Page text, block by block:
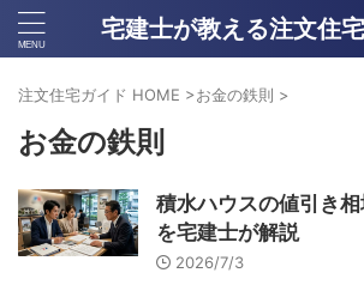
宅建士が教える注文住
注文住宅ガイド HOME >お金の鉄則 >
お金の鉄則
積水ハウスの値引き
を宅建士が解説
2026/7/3